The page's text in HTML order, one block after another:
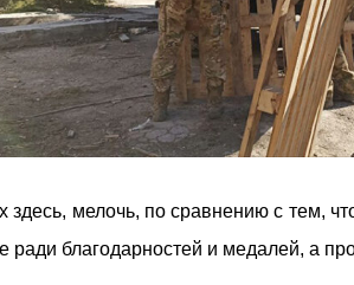
здесь, мелочь, по сравнению с
благодарностей и медалей, а